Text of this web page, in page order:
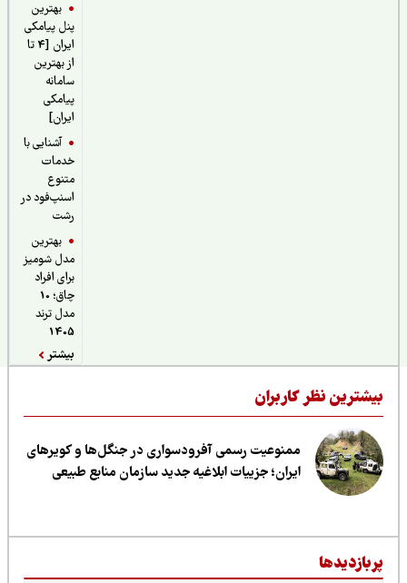
بهترین
پنل پیامکی
ایران [4 تا
از بهترین
سامانه
پیامکی
آشنایی با
خدمات
اسنپ‌فود در
بهترین
مدل شومیز
برای افراد
چاق؛ 10
مدل ترند
نظر کاربران
ممنوعیت رسمی آفرودسواری در جنگل‌ها و کویرهای
ایران؛ جزییات ابلاغیه جدید سازمان منابع طبیعی